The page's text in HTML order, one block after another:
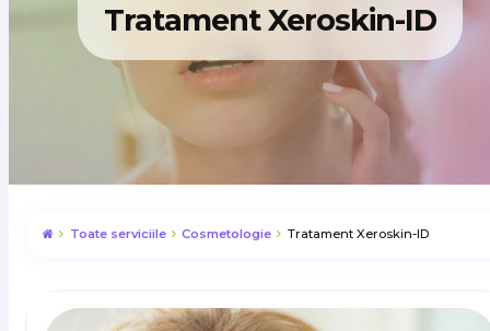
Tratament Xeroskin-ID
Toate serviciile Cosmetologie Tratament Xeroskin-ID